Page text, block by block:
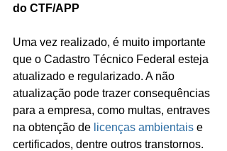
do CTF/APP
Uma vez realizado, é muito importante
que o Cadastro Técnico Federal esteja
atualizado e regularizado. A não
atualização pode trazer consequências
para a empresa, como multas, entraves
na obtenção de licenças ambientais e
certificados, dentre outros transtornos.